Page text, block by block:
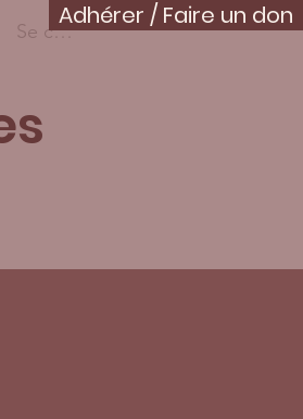
Adhérer / Faire un don
Se connecter